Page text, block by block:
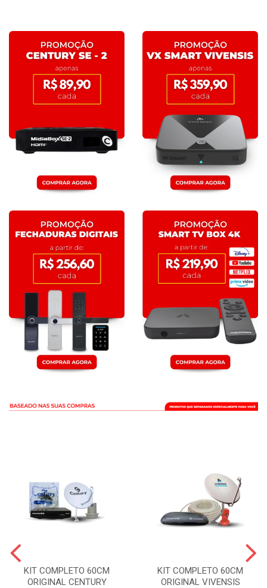
KIT COMPLETO 60CM
ORIGINAL CENTURY
KIT COMPLETO 60CM
ORIGINAL VIVENSIS